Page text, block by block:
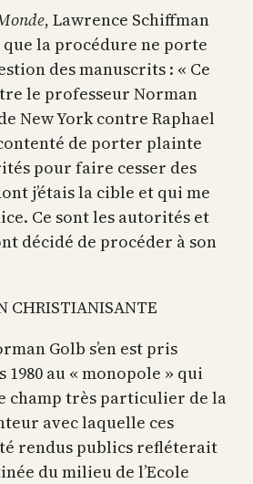
, Lawrence Schiffman
la procédure ne porte
des manuscrits : « Ce
le professeur Norman
de New York contre Raphael
de porter plainte
pour faire cesser des
j’étais la cible et qui me
Ce sont les autorités et
décidé de procéder à son
CHRISTIANISANTE
Golb s’en est pris
1980 au « monopole » qui
champ très particulier de la
avec laquelle ces
rendus publics refléterait
du milieu de l’Ecole